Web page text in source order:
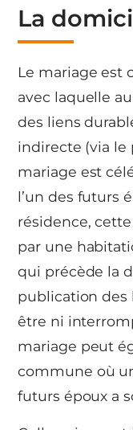
La
Le mariage est
avec laquelle
des liens
indirecte (via le
mariage est
l’un des futurs
résidence,
par une
qui précède la
publication des
être ni
mariage peut
commune où
futurs époux a